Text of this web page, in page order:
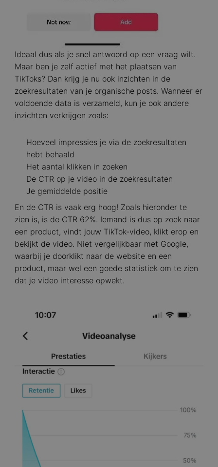
Ideaal dus als je snel antwoord op een vraag wilt.
Maar ben je zelf actief met het plaatsen van
TikToks? Dan krijg je nu ook inzichten in de
zoekresultaten van je organische posts. Wanneer er
voldoende data is verzameld, kun je ook andere
inzichten verkrijgen zoals:
Hoeveel impressies je via de zoekresultaten
hebt behaald
Het aantal klikken in zoeken
De CTR op je video in de zoekresultaten
Je gemiddelde positie
En de CTR is vaak erg hoog! Zoals hieronder te
zien is, is de CTR 62%. Iemand is dus op zoek naar
een product, vindt jouw TikTok-video, klikt erop en
bekijkt de video. Niet vergelijkbaar met Google,
waarbij je doorklikt naar de website en een
product, maar wel een goede statistiek om te zien
dat je video interesse opwekt.